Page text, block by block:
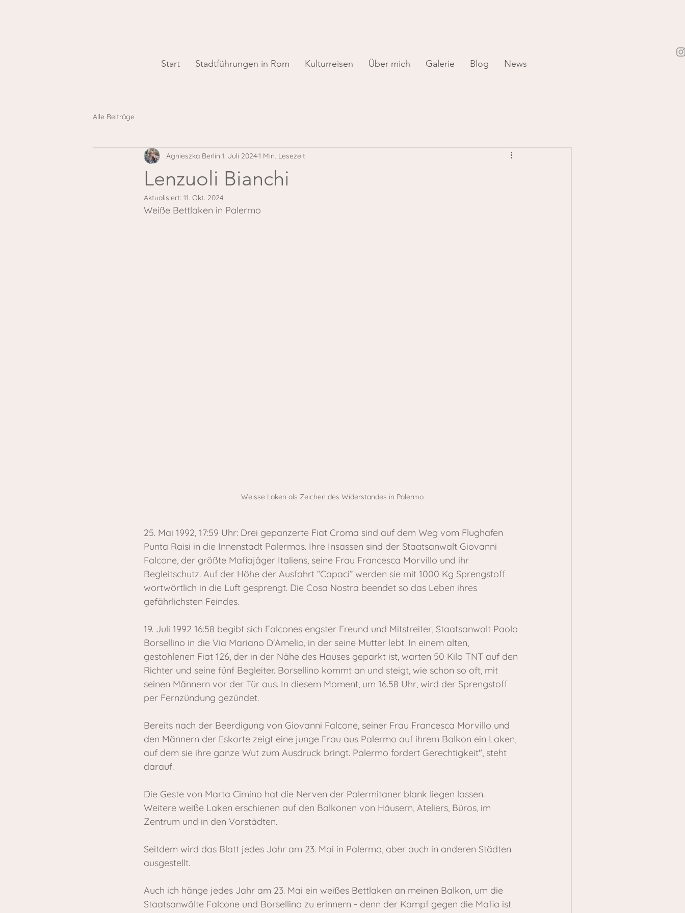
Start Stadtführungen in Rom Kulturreisen Über mich Galerie Blog News
Alle Beiträge
Lenzuoli Bianchi
Agnieszka Berlin 1. Juli 20241 Min. Lesezeit
Aktualisiert: 11. Okt. 2024
Weiße Bettlaken in Palermo
Weisse Laken als Zeichen des Widerstandes in Palermo
25. Mai 1992, 17:59 Uhr: Drei gepanzerte Fiat Croma sind auf dem Weg vom Flughafen
Punta Raisi in die Innenstadt Palermos. Ihre Insassen sind der Staatsanwalt Giovanni
Falcone, der größte Mafiajäger Italiens, seine Frau Francesca Morvillo und ihr
Begleitschutz. Auf der Höhe der Ausfahrt “Capaci” werden sie mit 1000 Kg Sprengstoff
wortwörtlich in die Luft gesprengt. Die Cosa Nostra beendet so das Leben ihres
gefährlichsten Feindes.
19. Juli 1992 16:58 begibt sich Falcones engster Freund und Mitstreiter, Staatsanwalt Paolo
Borsellino in die Via Mariano D'Amelio, in der seine Mutter lebt. In einem alten,
gestohlenen Fiat 126, der in der Nähe des Hauses geparkt ist, warten 50 Kilo TNT auf den
Richter und seine fünf Begleiter. Borsellino kommt an und steigt, wie schon so oft, mit
seinen Männern vor der Tür aus. In diesem Moment, um 16.58 Uhr, wird der Sprengstoff
per Fernzündung gezündet.
Bereits nach der Beerdigung von Giovanni Falcone, seiner Frau Francesca Morvillo und
den Männern der Eskorte zeigt eine junge Frau aus Palermo auf ihrem Balkon ein Laken,
auf dem sie ihre ganze Wut zum Ausdruck bringt. Palermo fordert Gerechtigkeit", steht
darauf.
Die Geste von Marta Cimino hat die Nerven der Palermitaner blank liegen lassen.
Weitere weiße Laken erschienen auf den Balkonen von Häusern, Ateliers, Büros, im
Zentrum und in den Vorstädten.
Seitdem wird das Blatt jedes Jahr am 23. Mai in Palermo, aber auch in anderen Städten
ausgestellt.
Auch ich hänge jedes Jahr am 23. Mai ein weißes Bettlaken an meinen Balkon, um die
Staatsanwälte Falcone und Borsellino zu erinnern - denn der Kampf gegen die Mafia ist